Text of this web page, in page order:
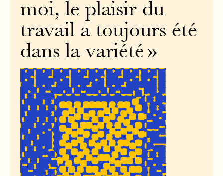
moi, le plaisir du
travail a toujours été
dans la variété »